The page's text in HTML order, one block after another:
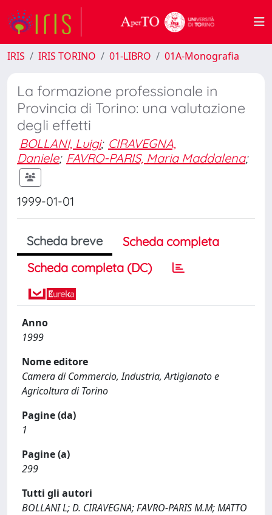
IRIS IRIS TORINO 01-LIBRO 01A-Monografia
La formazione professionale in
Provincia di Torino: una valutazione
degli effetti
BOLLANI, Luigi; CIRAVEGNA,
Daniele; FAVRO-PARIS, Maria Maddalena;
1999-01-01
Scheda breve
Scheda completa
Scheda completa (DC)
Anno
1999
Nome editore
Camera di Commercio, Industria, Artigianato e
Agricoltura di Torino
Pagine (da)
1
Pagine (a)
299
Tutti gli autori
BOLLANI L; D. CIRAVEGNA; FAVRO-PARIS M.M; MATTO